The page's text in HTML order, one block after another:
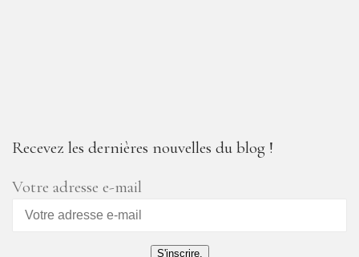
Recevez les dernières nouvelles du blog !
Votre adresse e-mail
S'inscrire.